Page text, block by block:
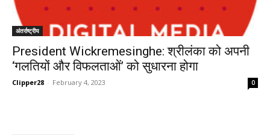
अंतर्राष्ट्रीय
President Wickremesinghe: श्रीलंका को अपनी
‘गलतियों और विफलताओं’ को सुधारना होगा
Clipper28 - February 4, 2023 0